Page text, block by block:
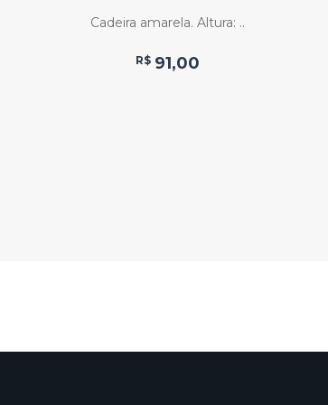
Cadeira amarela. Altura: ..
R$ 91,00